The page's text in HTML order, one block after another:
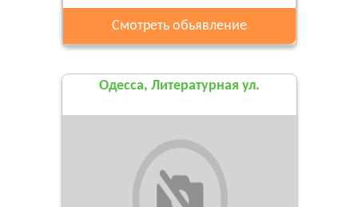
Смотреть обьявление
Одесса, Литературная ул.